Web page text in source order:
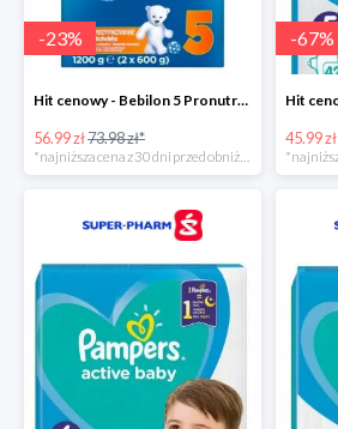
-23%
Hit cenowy - Bebilon 5 Pronutra Advance
56.99 zł73.98 zł*
*najniższa cena z 30 dni przed obniżką
-67%
45.99 zł